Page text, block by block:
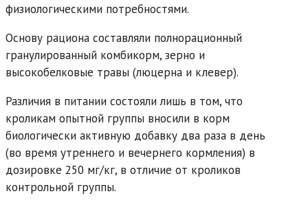
физиологическими потребностями.
Основу рациона составляли полнорационный
гранулированный комбикорм, зерно и
высокобелковые травы (люцерна и клевер).
Различия в питании состояли лишь в том, что
кроликам опытной группы вносили в корм
биологически активную добавку два раза в день
(во время утреннего и вечернего кормления) в
дозировке 250 мг/кг, в отличие от кроликов
контрольной группы.